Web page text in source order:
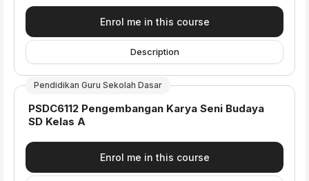
Enrol me in this course
Description
Pendidikan Guru Sekolah Dasar
Course name
PSDC6112 Pengembangan Karya Seni Budaya
SD Kelas A
Enrol me in this course